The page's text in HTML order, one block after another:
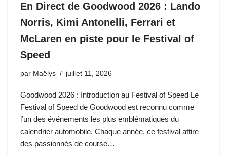
En Direct de Goodwood 2026 : Lando
Norris, Kimi Antonelli, Ferrari et
McLaren en piste pour le Festival of
Speed
par Maëlys juillet 11, 2026
Goodwood 2026 : Introduction au Festival of Speed Le
Festival of Speed de Goodwood est reconnu comme
l’un des événements les plus emblématiques du
calendrier automobile. Chaque année, ce festival attire
des passionnés de course…